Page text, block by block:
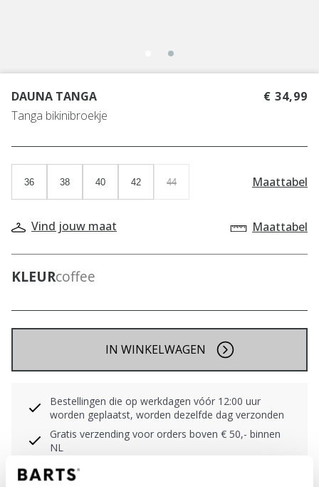
DAUNA TANGA
Tanga bikinibroekje
€ 34,99
36 38 40 42 44 Maattabel
Vind jouw maat Maattabel
KLEURcoffee
IN WINKELWAGEN
Bestellingen die op werkdagen vóór 12:00 uur
worden geplaatst, worden dezelfde dag verzonden
Gratis verzending voor orders boven € 50,- binnen
NL
Binnen 30 dagen retourneren